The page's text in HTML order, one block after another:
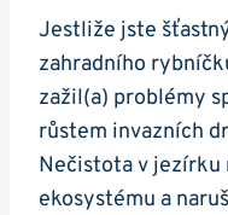
Jestliže jste
zahradního
zažil(a) problémy
růstem​ invazních⁤
Nečistota v⁣ jezírku
ekosystému a